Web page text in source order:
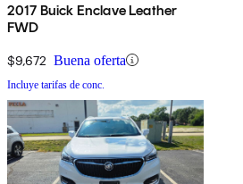
2017 Buick Enclave Leather
FWD
$9,672 Buena oferta
Incluye tarifas de conc.